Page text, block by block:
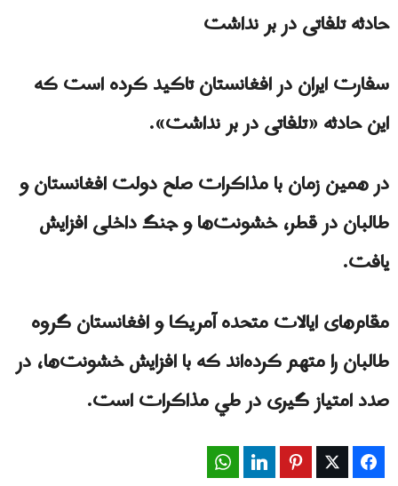
حادثه تلفاتی در بر نداشت
سفارت ایران در افغانستان تاكيد كرده است که
این حادثه «تلفاتی در بر نداشت».
در همين زمان با مذاکرات صلح دولت افغانستان و
طالبان در قطر، خشونت‌ها و جنگ داخلی افزایش
یافت.
مقام‌های ايالات متحده آمریکا و افغانستان گروه
طالبان را متهم کرده‌اند که با افزایش خشونت‌ها، در
صدد امتیاز گیری در طي مذاكرات است.
Facebook
Twitter
Pinterest
LinkedIn